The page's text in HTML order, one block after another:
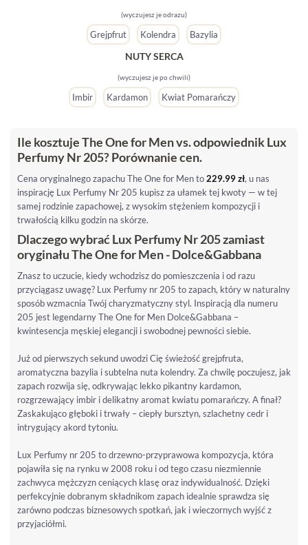
(wyczujesz je odrazu)
Grejpfrut Kolendra Bazylia
NUTY SERCA
(wyczujesz je po chwili)
Imbir Kardamon Kwiat Pomarańczy
Ile kosztuje The One for Men vs. odpowiednik Lux
Perfumy Nr 205? Porównanie cen.
Cena oryginalnego zapachu The One for Men to229.99zł, u nas
inspirację Lux Perfumy Nr 205 kupisz za ułamek tej kwoty — w tej
samej rodzinie zapachowej, z wysokim stężeniem kompozycji i
trwałością kilku godzin na skórze.
Dlaczego wybrać Lux Perfumy Nr 205 zamiast
oryginału The One for Men - Dolce&Gabbana
Znasz to uczucie, kiedy wchodzisz do pomieszczenia i od razu
przyciągasz uwagę? Lux Perfumy nr 205 to zapach, który w naturalny
sposób wzmacnia Twój charyzmatyczny styl. Inspiracją dla numeru
205 jest legendarny The One for Men Dolce&Gabbana –
kwintesencja męskiej elegancji i swobodnej pewności siebie.
Już od pierwszych sekund uwodzi Cię świeżość grejpfruta,
aromatyczna bazylia i subtelna nuta kolendry. Za chwilę poczujesz, jak
zapach rozwija się, odkrywając lekko pikantny kardamon,
rozgrzewający imbir i delikatny aromat kwiatu pomarańczy. A finał?
Zaskakująco głęboki i trwały – ciepły bursztyn, szlachetny cedr i
intrygujący akord tytoniu.
Lux Perfumy nr 205 to drzewno-przyprawowa kompozycja, która
pojawiła się na rynku w 2008 roku i od tego czasu niezmiennie
zachwyca mężczyzn ceniących klasę oraz indywidualność. Dzięki
perfekcyjnie dobranym składnikom zapach idealnie sprawdza się
zarówno podczas biznesowych spotkań, jak i wieczornych wyjść z
przyjaciółmi.